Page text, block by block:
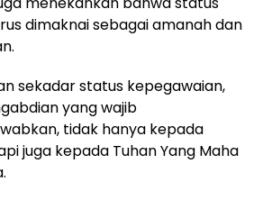
dimaknai sebagai amanah dan
sekadar status kepegawaian,
yang wajib
tidak hanya kepada
juga kepada Tuhan Yang Maha